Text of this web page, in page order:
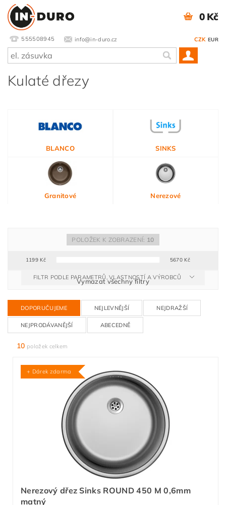
555508945 info@in-duro.cz CZK EUR
0 Kč
Kulaté dřezy
BLANCO SINKS
Granitové Nerezové
1199Kč 5670 Kč
POLOŽEK K ZOBRAZENÍ: 10
FILTR PODLE PARAMETRŮ, VLASTNOSTÍ A VÝROBCŮ
Vymazat všechny filtry
DOPORUČUJEME NEJLEVNĚJŠÍ NEJDRAŽŠÍ
NEJPRODÁVANĚJŠÍ ABECEDNĚ
10 položek celkem
+ Dárek zdarma
Nerezový dřez Sinks ROUND 450 M 0,6mm
matný